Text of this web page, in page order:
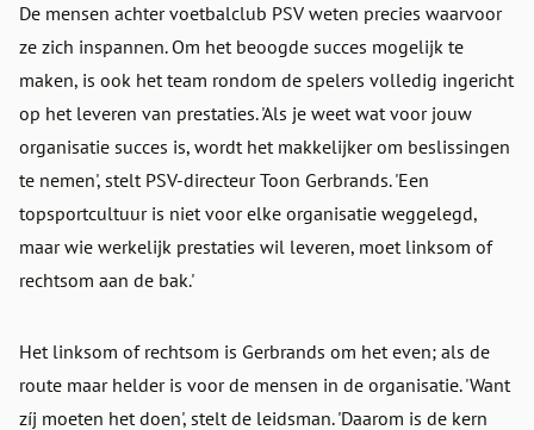
De mensen achter voetbalclub PSV weten precies waarvoor
ze zich inspannen. Om het beoogde succes mogelijk te
maken, is ook het team rondom de spelers volledig ingericht
op het leveren van prestaties. 'Als je weet wat voor jouw
organisatie succes is, wordt het makkelijker om beslissingen
te nemen', stelt PSV-directeur Toon Gerbrands. 'Een
topsportcultuur is niet voor elke organisatie weggelegd,
maar wie werkelijk prestaties wil leveren, moet linksom of
rechtsom aan de bak.'
Het linksom of rechtsom is Gerbrands om het even; als de
route maar helder is voor de mensen in de organisatie. 'Want
zíj moeten het doen', stelt de leidsman. 'Daarom is de kern